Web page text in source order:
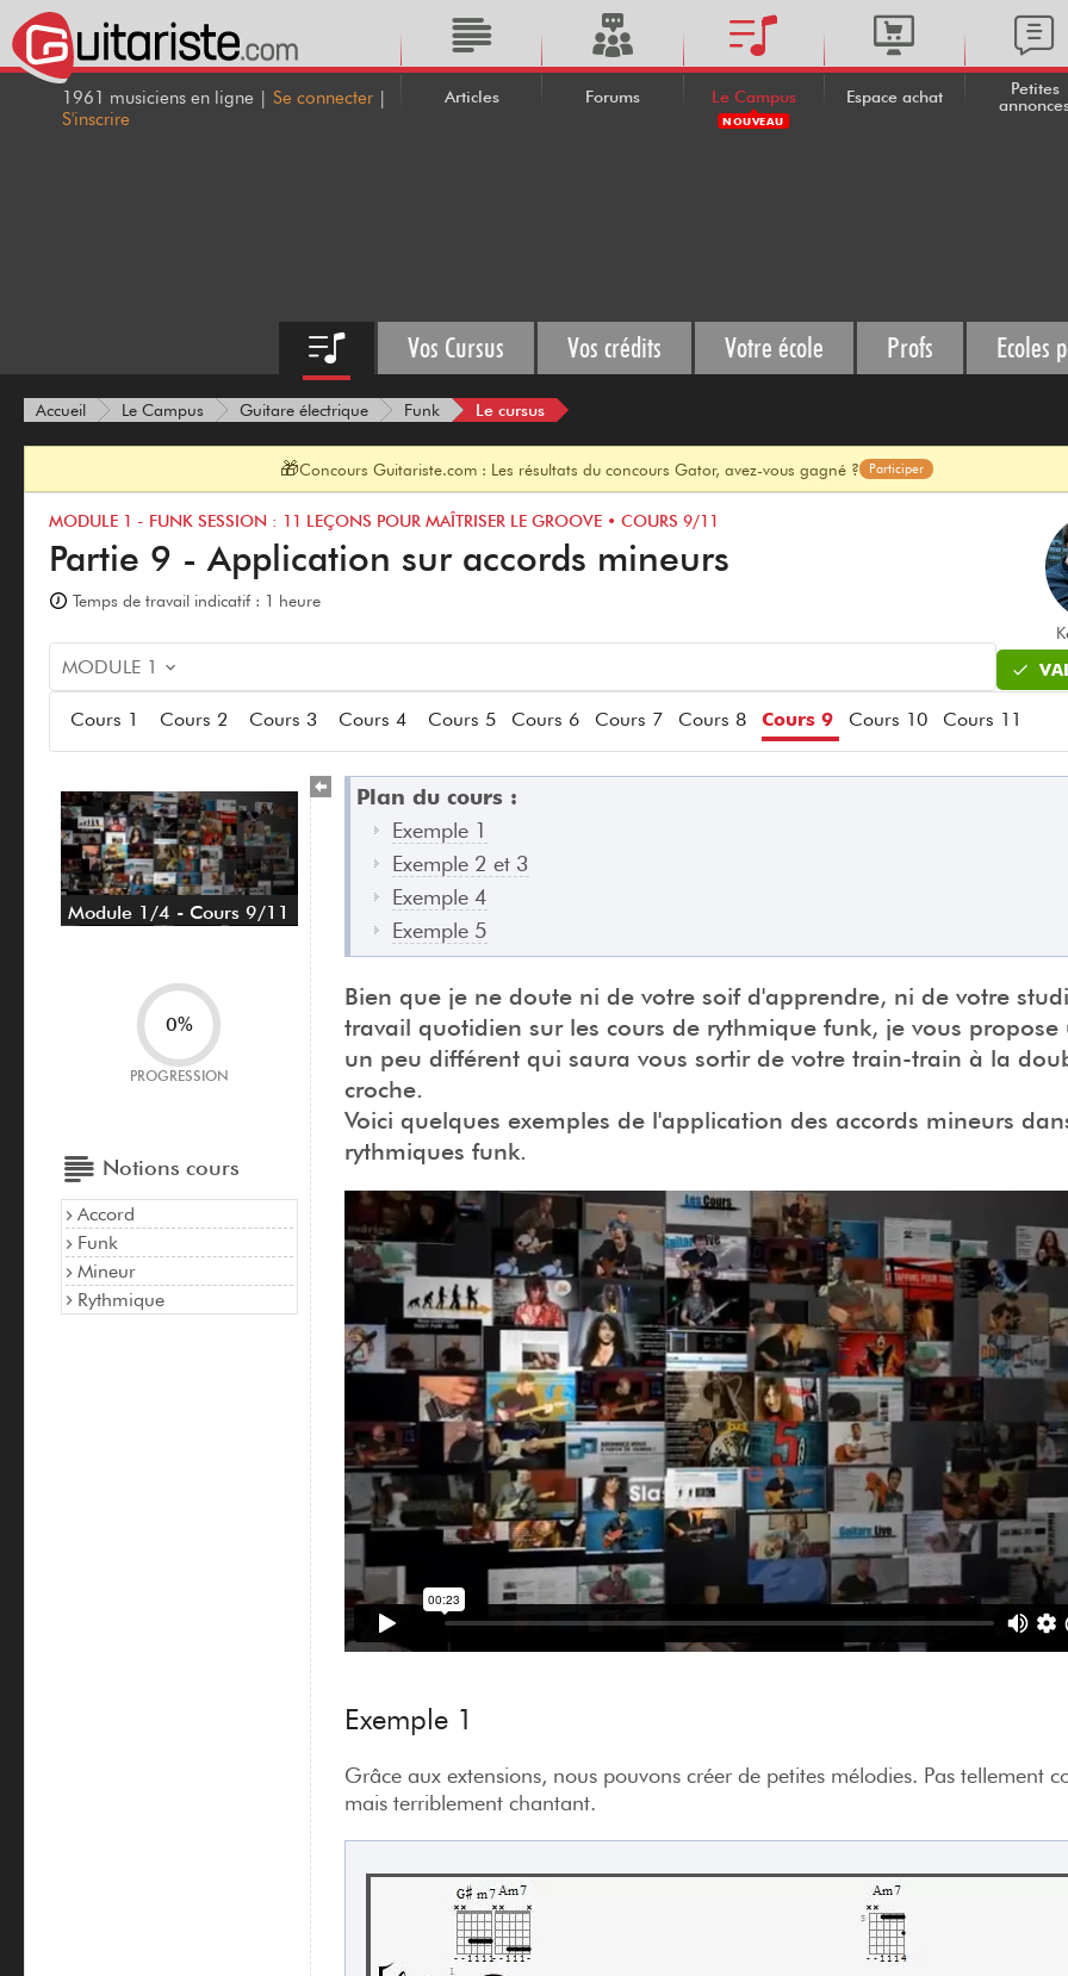
1961 musiciens en ligne | Se connecter |
S'inscrire
Articles Forums Le Campus
NOUVEAU
Espace achat
Petites
Vos Cursus Vos crédits Votre école Profs Ecoles
Accueil Le Campus Guitare électrique Funk Le cursus
🎁Concours Guitariste.com : Les résultats du concours Gator, avez-vous gagné ? Participer
MODULE 1 - FUNK SESSION : 11 LEÇONS POUR MAÎTRISER LE GROOVE • COURS 9/11
Partie 9 - Application sur accords mineurs
Temps de travail indicatif : 1 heure
MODULE 1
Cours 1 Cours 2 Cours 3 Cours 4 Cours 5 Cours 6 Cours 7 Cours 8 Cours 9 Cours 10 Cours 11
Plan du cours :
Exemple 1
Exemple 2 et 3
Exemple 4
Exemple 5
Bien que je ne doute ni de votre soif d'apprendre, ni de votre
travail quotidien sur les cours de rythmique funk, je vous propose
un peu différent qui saura vous sortir de votre train-train à la
croche.
Voici quelques exemples de l'application des accords mineurs
rythmiques funk.
Exemple 1
Grâce aux extensions, nous pouvons créer de petites mélodies. Pas tellement
mais terriblement chantant.
Module 1/4 - Cours 9/11
0%
PROGRESSION
Notions cours
Accord
Funk
Mineur
Rythmique